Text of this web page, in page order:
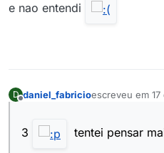
e nao entendi
D daniel_fabricioescreveu em
última edição
3 tentei pensar